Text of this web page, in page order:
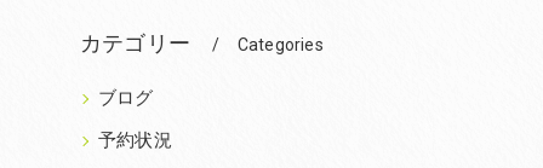
カテゴリー Categories
ブログ
予約状況